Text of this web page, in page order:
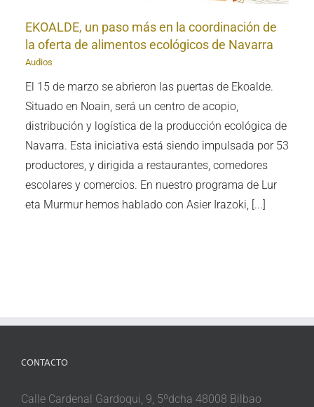
EKOALDE, un paso más en la coordinación de
la oferta de alimentos ecológicos de Navarra
Audios
El 15 de marzo se abrieron las puertas de Ekoalde.
Situado en Noain, será un centro de acopio,
distribución y logística de la producción ecológica de
Navarra. Esta iniciativa está siendo impulsada por 53
productores, y dirigida a restaurantes, comedores
escolares y comercios. En nuestro programa de Lur
eta Murmur hemos hablado con Asier Irazoki, [...]
CONTACTO
Calle Cardenal Gardoqui, 9, 5ºdcha 48008 Bilbao